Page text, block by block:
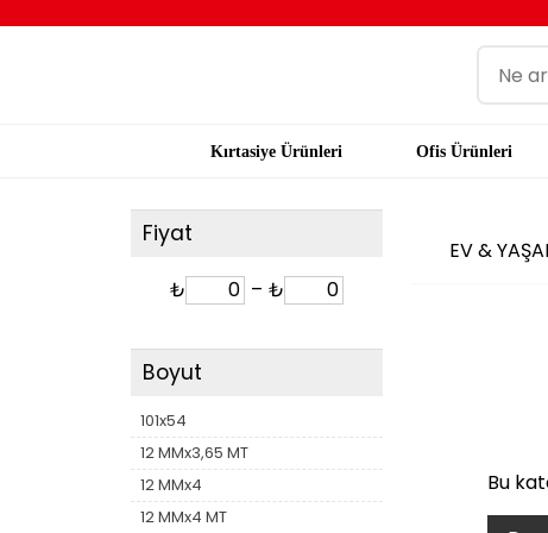
Kırtasiye Ürünleri Ofis Ürünleri
Fiyat
₺ – ₺
Boyut
101x54
12 MMx3,65 MT
12 MMx4
12 MMx4 MT
EV &
Bu